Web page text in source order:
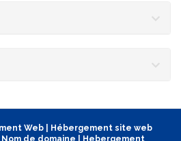
Web|
Hébergement site web
Nom de domaine Hebergement